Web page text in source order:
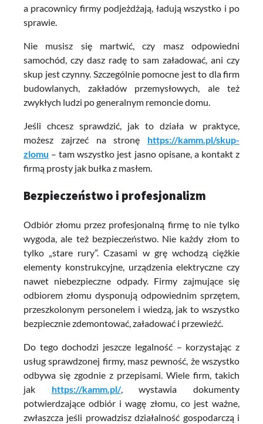
a pracownicy firmy podjeżdżają, ładują wszystko i po
sprawie.
Nie musisz się martwić, czy masz odpowiedni
samochód, czy dasz radę to sam załadować, ani czy
skup jest czynny. Szczególnie pomocne jest to dla firm
budowlanych, zakładów przemysłowych, ale też
zwykłych ludzi po generalnym remoncie domu.
Jeśli chcesz sprawdzić, jak to działa w praktyce,
możesz zajrzeć na stronę
https://kamm.pl/skup-
zlomu – tam wszystko jest jasno opisane, a kontakt z
firmą prosty jak bułka z masłem.
Bezpieczeństwo i profesjonalizm
Odbiór złomu przez profesjonalną firmę to nie tylko
wygoda, ale też bezpieczeństwo. Nie każdy złom to
tylko „stare rury”. Czasami w grę wchodzą ciężkie
elementy konstrukcyjne, urządzenia elektryczne czy
nawet niebezpieczne odpady. Firmy zajmujące się
odbiorem złomu dysponują odpowiednim sprzętem,
przeszkolonym personelem i wiedzą, jak to wszystko
bezpiecznie zdemontować, załadować i przewieźć.
Do tego dochodzi jeszcze legalność – korzystając z
usług sprawdzonej firmy, masz pewność, że wszystko
odbywa się zgodnie z przepisami. Wiele firm, takich
jak
https://kamm.pl/, wystawia dokumenty
potwierdzające odbiór i wagę złomu, co jest ważne,
zwłaszcza jeśli prowadzisz działalność gospodarczą i